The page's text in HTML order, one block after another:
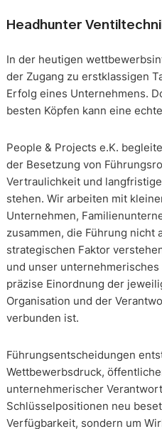
Headhunter
In der heutigen
der Zugang zu erstklassigen
Erfolg eines Unternehmens.
besten Köpfen kann eine
People & Projects e.K.
der Besetzung von
Vertraulichkeit und
stehen. Wir arbeiten mit
Unternehmen,
zusammen, die Führung nicht
strategischen Faktor
und unser
präzise Einordnung der
Organisation und der
verbunden ist.
Führungsentscheidungen
Wettbewerbsdruck,
unternehmerischer
Schlüsselpositionen neu
Verfügbarkeit, sondern um